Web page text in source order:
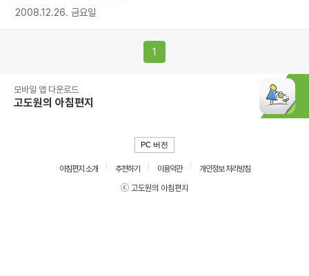
2008.12.26. 금요일
1
모바일 앱 다운로드
고도원의 아침편지
PC 버전
아침편지 소개 추천하기 이용약관
개인정보 처리방침
ⓒ 고도원의 아침편지